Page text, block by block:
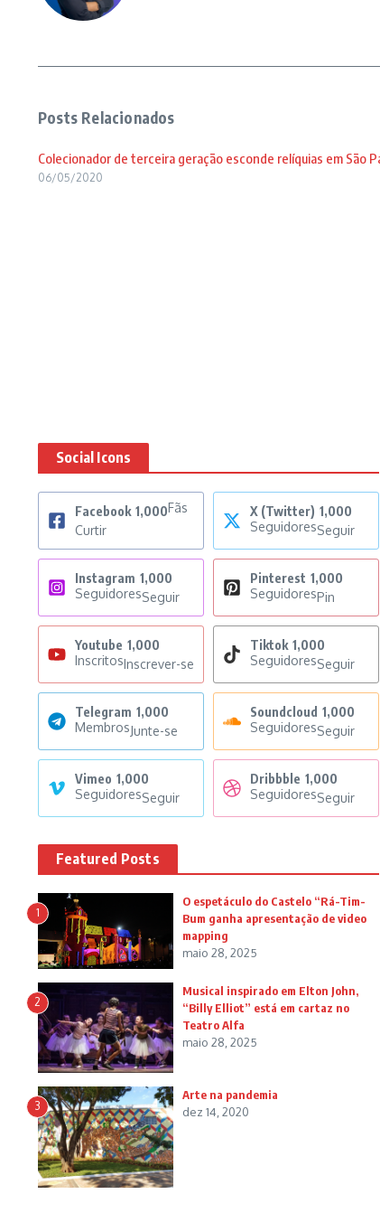
Posts Relacionados
Colecionador de terceira geração esconde relíquias em São
06/05/2020
Social Icons
Facebook 1,000Fãs
Curtir
X (Twitter) 1,000
SeguidoresSeguir
Instagram 1,000
SeguidoresSeguir
Pinterest 1,000
SeguidoresPin
Youtube 1,000
InscritosInscrever-se
Tiktok 1,000
SeguidoresSeguir
Telegram 1,000
MembrosJunte-se
Soundcloud 1,000
SeguidoresSeguir
Vimeo 1,000
SeguidoresSeguir
Dribbble 1,000
SeguidoresSeguir
Featured Posts
1
O espetáculo do Castelo “Rá-Tim-
Bum ganha apresentação de video
mapping
maio 28, 2025
2
Musical inspirado em Elton John,
“Billy Elliot” está em cartaz no
Teatro Alfa
maio 28, 2025
3
Arte na pandemia
dez 14, 2020